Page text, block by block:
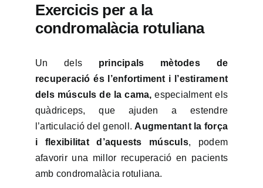
Exercicis per a la
condromalàcia rotuliana
Un dels principals mètodes de
recuperació és l’enfortiment i l’estirament
dels músculs de la cama, especialment els
quàdriceps, que ajuden a estendre
l’articulació del genoll. Augmentant la força
i flexibilitat d’aquests músculs, podem
afavorir una millor recuperació en pacients
amb condromalàcia rotuliana.